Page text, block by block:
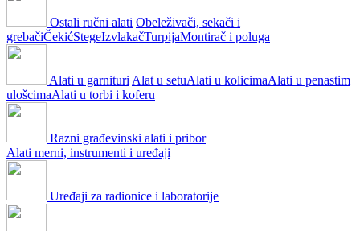
Ostali ručni alati Obeleživači, sekači i
grebačiČekićStegeIzvlakačTurpijaMontirač i poluga
Alati u garnituri Alat u setuAlati u kolicimaAlati u penastim
ulošcimaAlati u torbi i koferu
Razni građevinski alati i pribor
Alati merni, instrumenti i uređaji
Uređaji za radionice i laboratorije